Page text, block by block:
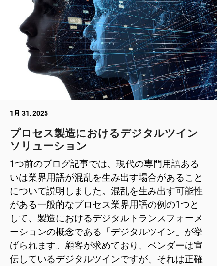
1月 31, 2025
プロセス製造におけるデジタルツイン
ソリューション
1つ前のブログ記事では、現代の専門用語ある
いは業界用語が混乱を生み出す場合があること
について説明しました。混乱を生み出す可能性
がある一般的なプロセス業界用語の例の1つと
して、製造におけるデジタルトランスフォーメ
ーションの概念である「デジタルツイン」が挙
げられます。顧客が求めており、ベンダーは宣
伝しているデジタルツインですが、それは正確